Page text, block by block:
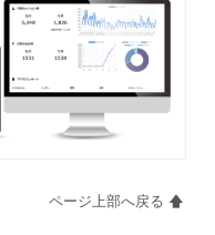
ページ上部へ戻る 🡅